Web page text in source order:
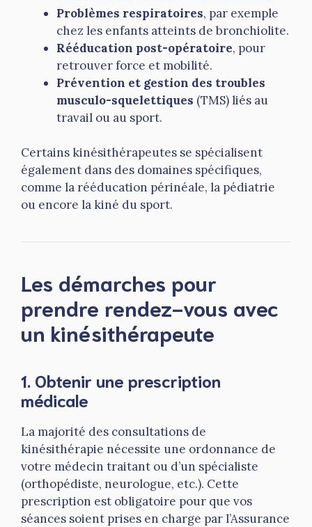
Problèmes respiratoires, par exemple
chez les enfants atteints de bronchiolite.
Rééducation post-opératoire, pour
retrouver force et mobilité.
Prévention et gestion des troubles
musculo-squelettiques (TMS) liés au
travail ou au sport.
Certains kinésithérapeutes se spécialisent
également dans des domaines spécifiques,
comme la rééducation périnéale, la pédiatrie
ou encore la kiné du sport.
Les démarches pour
prendre rendez-vous avec
un kinésithérapeute
1. Obtenir une prescription
médicale
La majorité des consultations de
kinésithérapie nécessite une ordonnance de
votre médecin traitant ou d’un spécialiste
(orthopédiste, neurologue, etc.). Cette
prescription est obligatoire pour que vos
séances soient prises en charge par l’Assurance